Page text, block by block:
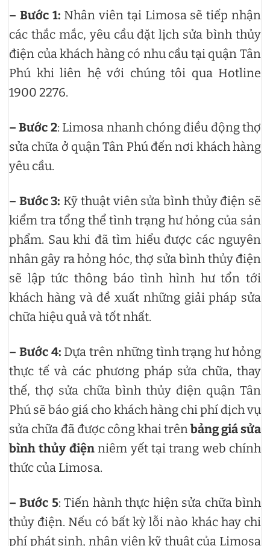
– Bước 1: Nhân viên tại Limosa sẽ tiếp nhận
các thắc mắc, yêu cầu đặt lịch sửa bình thủy
điện của khách hàng có nhu cầu tại quận Tân
Phú khi liên hệ với chúng tôi qua Hotline
1900 2276.
– Bước 2: Limosa nhanh chóng điều động thợ
sửa chữa ở quận Tân Phú đến nơi khách hàng
yêu cầu.
– Bước 3: Kỹ thuật viên sửa bình thủy điện sẽ
kiểm tra tổng thể tình trạng hư hỏng của sản
phẩm. Sau khi đã tìm hiểu được các nguyên
nhân gây ra hỏng hóc, thợ sửa bình thủy điện
sẽ lập tức thông báo tình hình hư tổn tới
khách hàng và đề xuất những giải pháp sửa
chữa hiệu quả và tốt nhất.
– Bước 4: Dựa trên những tình trạng hư hỏng
thực tế và các phương pháp sửa chữa, thay
thế, thợ sửa chữa bình thủy điện quận Tân
Phú sẽ báo giá cho khách hàng chi phí dịch vụ
sửa chữa đã được công khai trênbảng giá sửa
bình thủy điệnniêm yết tại trang web chính
thức của Limosa.
– Bước 5: Tiến hành thực hiện sửa chữa bình
thủy điện. Nếu có bất kỳ lỗi nào khác hay chi
phí phát sinh, nhân viên kỹ thuật của Limosa